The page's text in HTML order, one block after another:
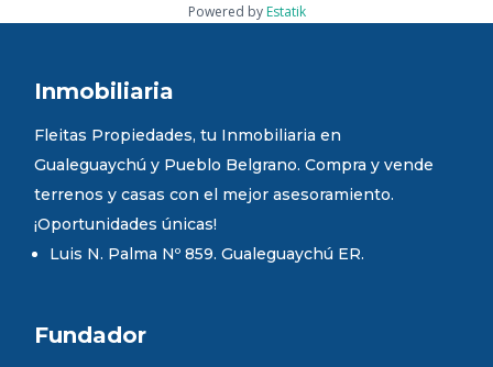
Powered by Estatik
Inmobiliaria
Fleitas Propiedades, tu Inmobiliaria en
Gualeguaychú y Pueblo Belgrano. Compra y vende
terrenos y casas con el mejor asesoramiento.
¡Oportunidades únicas!
Luis N. Palma Nº 859. Gualeguaychú ER.
Fundador